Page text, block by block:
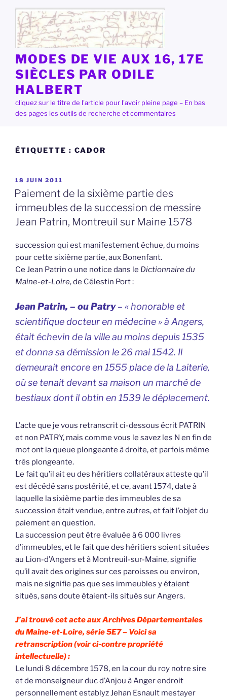
contenu
principal
MODES DE VIE AUX 16, 17E
SIÈCLES PAR ODILE
HALBERT
cliquez sur le titre de l'article pour l'avoir pleine page – En bas
des pages les outils de recherche et commentaires
ÉTIQUETTE : CADOR
PUBLIÉ
LE
18 JUIN 2011
Paiement de la sixième partie des
immeubles de la succession de messire
Jean Patrin, Montreuil sur Maine 1578
succession qui est manifestement échue, du moins
pour cette sixième partie, aux Bonenfant.
Ce Jean Patrin o une notice dans le Dictionnaire du
Maine-et-Loire, de Célestin Port :
Jean Patrin, – ou Patry– « honorable et
scientifique docteur en médecine » à Angers,
était échevin de la ville au moins depuis 1535
et donna sa démission le 26 mai 1542. Il
demeurait encore en 1555 place de la Laiterie,
où se tenait devant sa maison un marché de
bestiaux dont il obtin en 1539 le déplacement.
L’acte que je vous retranscrit ci-dessous écrit PATRIN
et non PATRY, mais comme vous le savez les N en fin de
mot ont la queue plongeante à droite, et parfois même
très plongeante.
Le fait qu’il ait eu des héritiers collatéraux atteste qu’il
est décédé sans postérité, et ce, avant 1574, date à
laquelle la sixième partie des immeubles de sa
succession était vendue, entre autres, et fait l’objet du
paiement en question.
La succession peut être évaluée à 6 000 livres
d’immeubles, et le fait que des héritiers soient situées
au Lion-d’Angers et à Montreuil-sur-Maine, signifie
qu’il avait des origines sur ces paroisses ou environ,
mais ne signifie pas que ses immeubles y étaient
situés, sans doute étaient-ils situés sur Angers.
J’ai trouvé cet acte aux Archives Départementales
du Maine-et-Loire, série 5E7 – Voici sa
retranscription (voir ci-contre propriété
intellectuelle) :
Le lundi 8 décembre 1578, en la cour du roy notre sire
et de monseigneur duc d’Anjou à Anger endroit
personnellement establyz Jehan Esnault mestayer